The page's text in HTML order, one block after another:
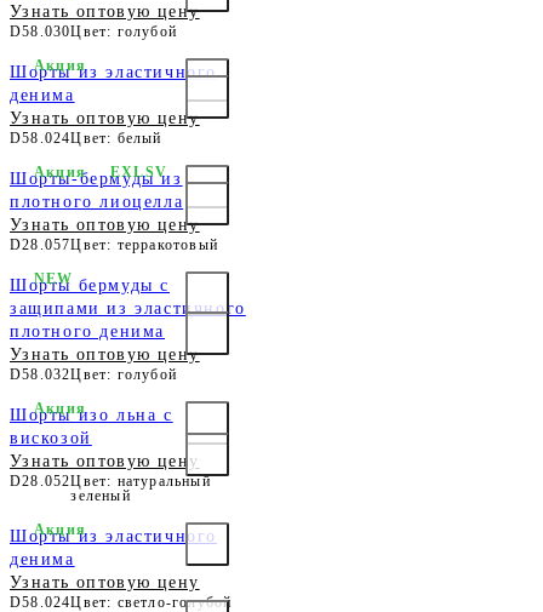
Узнать оптовую цену
D58.030Цвет: голубой
Шорты из эластичного
денима
Узнать оптовую цену
D58.024Цвет: белый
Акция
Шорты-бермуды из
плотного лиоцелла
Узнать оптовую цену
D28.057Цвет: терракотовый
Акция EXLSV
Шорты бермуды с
защипами из эластичного
плотного денима
Узнать оптовую цену
D58.032Цвет: голубой
NEW
Шорты изо льна с
вискозой
Узнать оптовую цену
D28.052Цвет: натуральный
зеленый
Акция
Шорты из эластичного
денима
Узнать оптовую цену
D58.024Цвет: светло-голубой
Акция